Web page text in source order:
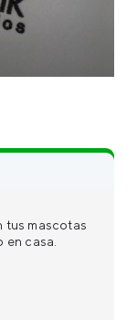
tus mascotas
casa.